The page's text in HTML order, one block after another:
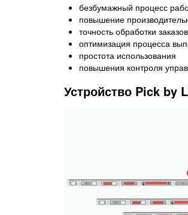
безбумажный процесс
повышение
точность обработки заказов
оптимизация процесса
простота использования
повышения контроля
Устройство Pick by